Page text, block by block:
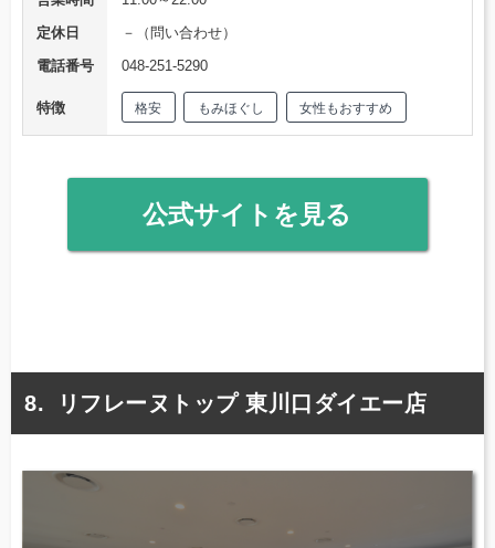
定休日
－（問い合わせ）
電話番号
048-251-5290
特徴 格安 もみほぐし 女性もおすすめ
公式サイトを見る
リフレーヌトップ 東川口ダイエー店